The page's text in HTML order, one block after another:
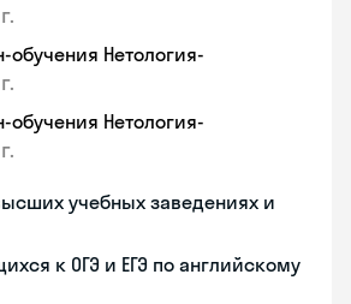
обучения Нетология-
обучения Нетология-
учебных заведениях и
к ОГЭ и ЕГЭ по английскому